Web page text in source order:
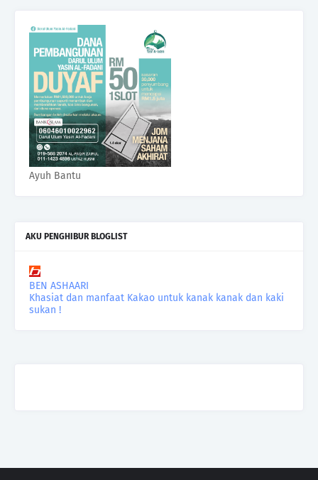
Ayuh Bantu
AKU PENGHIBUR BLOGLIST
BEN ASHAARI
Khasiat dan manfaat Kakao untuk kanak kanak dan kaki
sukan !